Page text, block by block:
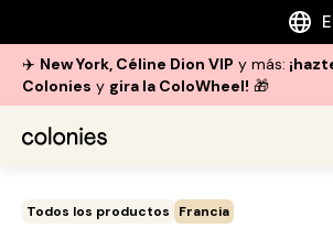
✈️ New York, Céline Dion VIP y más:
Colonies y gira la ColoWheel! 🎁
Todos los productos Francia